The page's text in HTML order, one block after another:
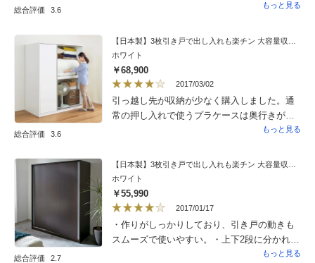
総合評価 3.6
式を入れてもまだ入る大収納で購入して良
もっと見る
総合評価 3.6
ホワイト
￥68,900
2017/03/02
引っ越し先が収納が少なく購入しました。通
常の押し入れで使うプラケースは奥行きが足
りず入りませんでしたが布団や季節家電など
ビスがやっていたので利用しましたがとても
自分じゃできなかったですね。ラッキーでし
た
もっと見る
総合評価 2.7
ホワイト
￥55,990
2017/01/17
・作りがしっかりしており、引き戸の動きも
スムーズで使いやすい。・上下2段に分かれて
いる方のスペースは、紳士物の上着だと裾が
もっと見る